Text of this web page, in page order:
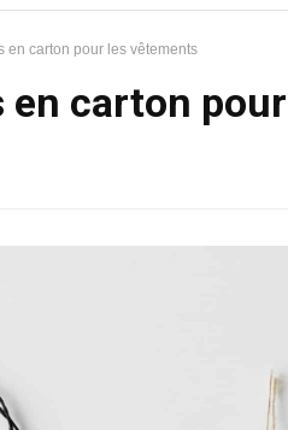
en carton pour les vêtements
en carton